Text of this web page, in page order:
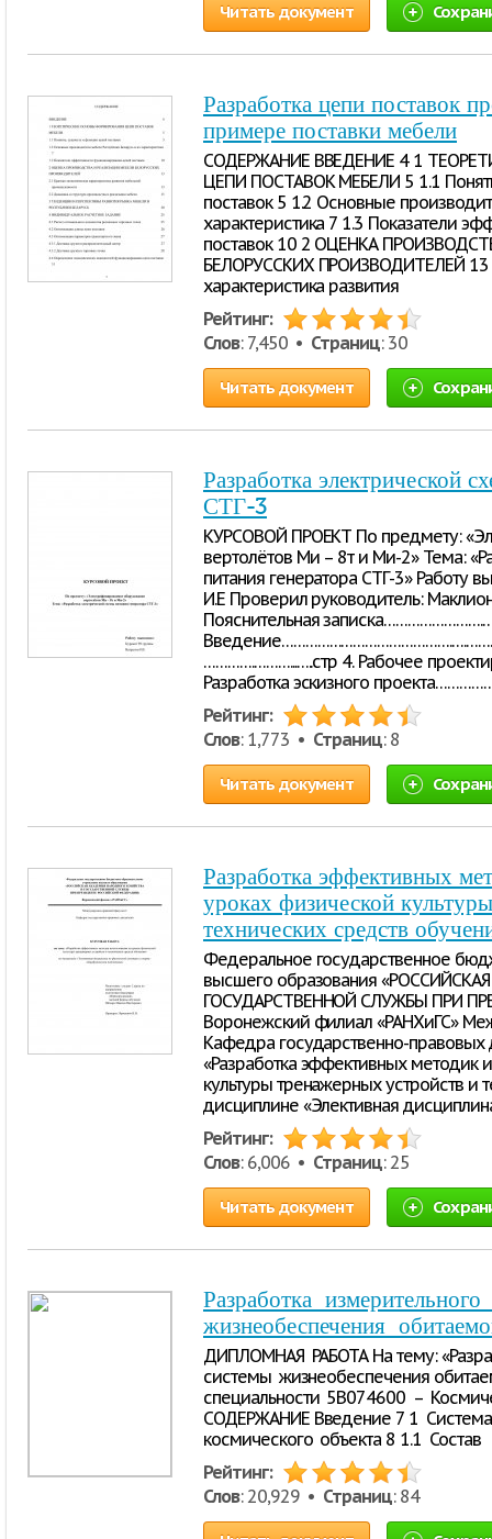
Читать документ
Разработка цепи поставок
примере поставки мебели
СОДЕРЖАНИЕ ВВЕДЕНИЕ 4 1
ЦЕПИ ПОСТАВОК МЕБЕЛИ 5 1.1
поставок 5 1.2 Основные
характеристика 7 1.3 Показатели
поставок 10 2 ОЦЕНКА
БЕЛОРУССКИХ ПРОИЗВОДИТЕЛЕЙ 13
характеристика развития
Рейтинг:
Слов: 7,450 • Страниц: 30
Читать документ
Разработка электрической
СТГ-3
КУРСОВОЙ ПРОЕКТ По предмету:
вертолётов Ми – 8т и Ми-2» Тема:
питания генератора СТГ-3» Работу
И.Е Проверил руководитель:
Пояснительная
………….………...…..стр 4. Рабочее
Разработка эскизного
Рейтинг:
Слов: 1,773 • Страниц: 8
Читать документ
Разработка эффективных
уроках физической
технических средств
Федеральное государственное
высшего образования
ГОСУДАРСТВЕННОЙ СЛУЖБЫ ПРИ
Воронежский филиал «РАНХиГС»
Кафедра государственно-
«Разработка эффективных методик
культуры тренажерных устройств и
дисциплине «Элективная
Рейтинг:
Слов: 6,006 • Страниц: 25
Читать документ
Разработка ‏ㅤ измерительного ‏ㅤ комплекса ‏ㅤ системы ‏ㅤ
ДИПЛОМНАЯ ‏ㅤ РАБОТА На тему: ‏«Разработка ‏измерительного комплекса
системы ‏ㅤ жизнеобеспечения ‏обитаемого ‏ космического ‏объекта» по ‏ㅤ
специальности ‏ㅤ 5В074600 ‏ㅤ – ‏ㅤ Космическая ‏ㅤ техника ‏ㅤ и ‏ㅤ технологии
СОДЕРЖАНИЕ Введение 7 1 ‏ㅤ Система ‏ㅤ жизнеобеспечения ‏ㅤ обитаемого ‏ㅤ
Рейтинг:
Слов: 20,929 • Страниц: 84